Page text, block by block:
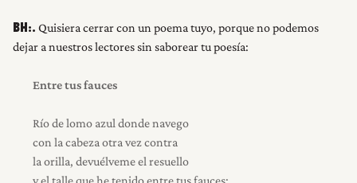
BH:. Quisiera cerrar con un poema tuyo, porque no podemos
dejar a nuestros lectores sin saborear tu poesía:
Entre tus fauces
Río de lomo azul donde navego
con la cabeza otra vez contra
la orilla, devuélveme el resuello